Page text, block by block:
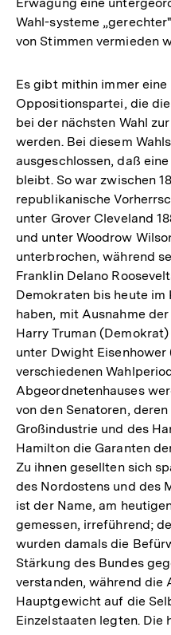
Erwägung eine
Wahl-systeme
von Stimmen vermieden
Es gibt mithin immer
Oppositionspartei, die
bei der nächsten Wahl
werden. Bei diesem
ausgeschlossen, daß
bleibt. So war zwischen
republikanische
unter Grover Cleveland
und unter Woodrow
unterbrochen, während
Franklin Delano
Demokraten bis heute
haben, mit Ausnahme
Harry Truman
unter Dwight
verschiedenen
Abgeordnetenhauses
von den Senatoren,
Großindustrie und des
Hamilton die Garanten
Zu ihnen gesellten sich
des Nordostens und des
ist der Name, am
gemessen, irreführend;
wurden damals die
Stärkung des Bundes
verstanden, während die
Hauptgewicht auf die
Einzelstaaten legten. Die